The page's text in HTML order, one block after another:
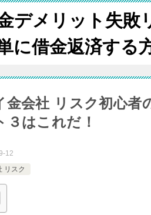
デメリット失敗
に借金返済する
金会社 リスク初心者
３はこれだ！
12
リスク